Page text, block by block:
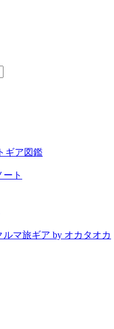
ギア図鑑
ト
マ旅ギア by オカタオカ